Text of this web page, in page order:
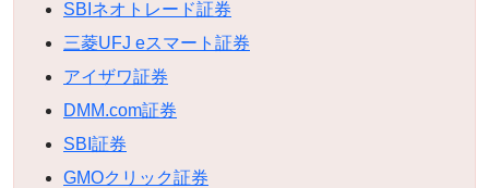
SBIネオトレード証券
三菱UFJ eスマート証券
アイザワ証券
DMM.com証券
SBI証券
GMOクリック証券